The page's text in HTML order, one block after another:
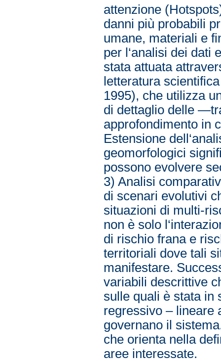
attenzione
danni più probabili
umane, materiali e
per l‘analisi dei dati
stata attuata
letteratura
1995), che utilizza
di dettaglio delle
approfondimento in
Estensione
geomorfologici
possono evolvere
3) Analisi
di scenari evolutivi
situazioni di multi-
non è solo
di rischio frana e
territoriali dove tali
manifestare.
variabili descrittive
sulle quali è stata in
regressivo – lineare
governano il
che orienta nella
aree interessate.